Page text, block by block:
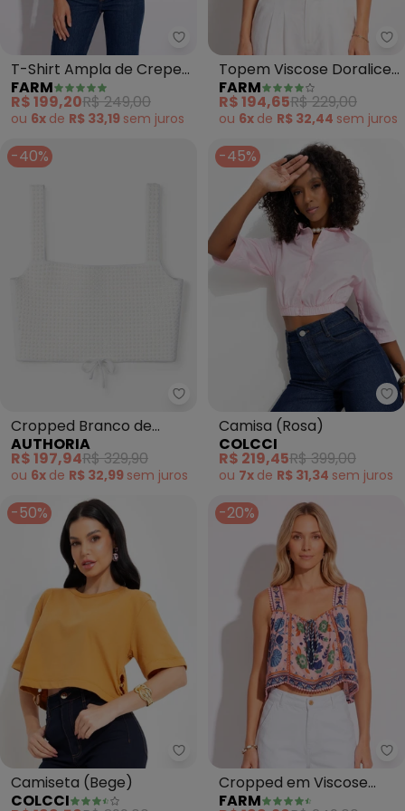
Farm - T-Shirt Ampla de Crepe
T-Shirt Ampla de Crepe
(Roxo)
FARM
R$ 199,20R$ 249,00
ou 6x de R$ 33,19 sem juros
Topem Viscose Doralice
(Laranja)
FARM
R$ 194,65R$ 229,00
ou 6x de R$ 32,44 sem juros
-40%
Authoria - Cropped Branco de
Cropped Branco de
Tricot com Strass (Off
White)
AUTHORIA
R$ 197,94R$ 329,90
ou 6x de R$ 32,99 sem juros
-45%
Camisa (Rosa)
COLCCI
R$ 219,45R$ 399,00
ou 7x de R$ 31,34 sem juros
-50%
Colcci - Camiseta (Bege)
Camiseta (Bege)
COLCCI
-20%
Cropped em Viscose
Mare (Rosa)
FARM